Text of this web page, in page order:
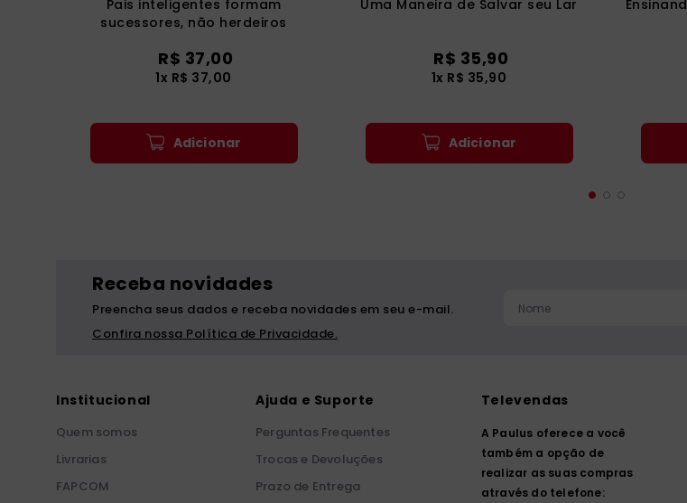
Pais inteligentes formam
sucessores, não herdeiros
R$ 37,00
1x R$ 37,00
Adicionar
Uma Maneira de Salvar seu Lar
R$ 35,90
1x R$ 35,90
Adicionar
Receba novidades
Preencha seus dados e receba novidades em seu e-mail.
Confira nossa Política de Privacidade.
Institucional
Quem somos
Livrarias
FAPCOM
Ajuda e Suporte
Perguntas Frequentes
Trocas e Devoluções
Prazo de Entrega
Televendas
A Paulus oferece a você
também a opção de
realizar as suas compras
através do telefone: